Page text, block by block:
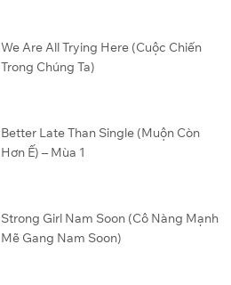
We Are All Trying Here (Cuộc Chiến
Trong Chúng Ta)
Better Late Than Single (Muộn Còn
Hơn Ế) – Mùa 1
Strong Girl Nam Soon (Cô Nàng Mạnh
Mẽ Gang Nam Soon)